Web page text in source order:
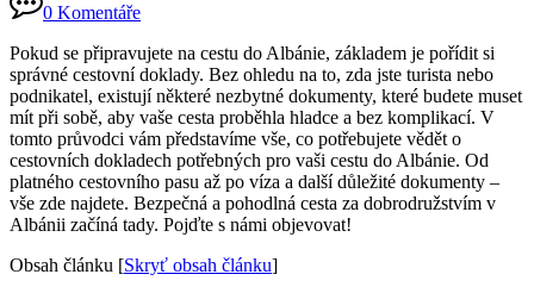
0 Komentáře
Pokud se připravujete ​na cestu ‌do Albánie, základem je pořídit si
správné cestovní doklady. Bez ohledu na to, zda jste turista nebo
podnikatel, ⁤existují některé nezbytné dokumenty, které budete muset
mít při sobě, aby vaše cesta proběhla hladce a bez komplikací. V
tomto průvodci vám představíme vše, ‌co potřebujete vědět o
cestovních dokladech potřebných pro vaši cestu do Albánie. Od
platného cestovního pasu až po víza a další důležité​ dokumenty –
vše zde ⁣najdete. Bezpečná a pohodlná cesta ‍za dobrodružstvím v
Albánii začíná tady. Pojďte s námi objevovat!
Obsah článku [Skryť obsah článku]